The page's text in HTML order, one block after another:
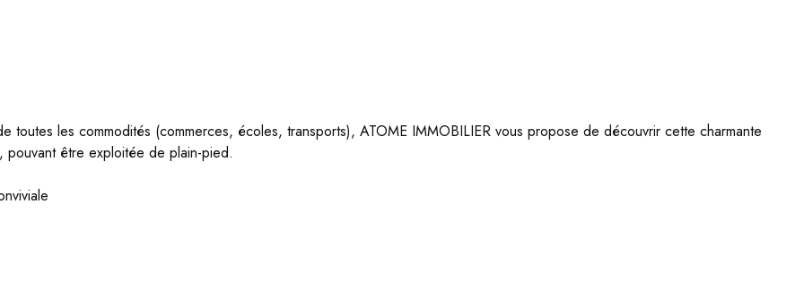
toutes les commodités (commerces, écoles, transports), ATOME IMMOBILIER vous propose de découvrir cette charmante
pouvant être exploitée de plain-pied.